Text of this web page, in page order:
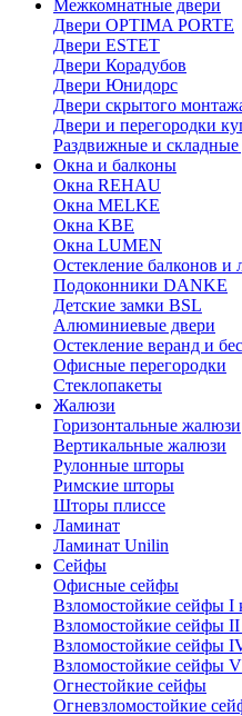
Межкомнатные двери
Двери OPTIMA PORTE
Двери ESTET
Двери Корадубов
Двери Юнидорс
Двери скрытого
Двери и перегородки
Раздвижные и складные
Окна и балконы
Окна REHAU
Окна MELKE
Окна KBE
Окна LUMEN
Остекление балконов и
Подоконники DANKE
Детские замки BSL
Алюминиевые двери
Остекление веранд и
Офисные перегородки
Стеклопакеты
Жалюзи
Горизонтальные жалюзи
Вертикальные жалюзи
Рулонные шторы
Римские шторы
Шторы плиссе
Ламинат
Ламинат Unilin
Сейфы
Офисные сейфы
Взломостойкие сейфы I
Взломостойкие сейфы II
Взломостойкие сейфы
Взломостойкие сейфы V
Огнестойкие сейфы
Огневзломостойкие